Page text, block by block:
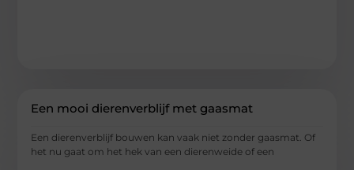
Een mooi dierenverblijf met gaasmat
Een dierenverblijf bouwen kan vaak niet zonder gaasmat. Of
het nu gaat om het hek van een dierenweide of een